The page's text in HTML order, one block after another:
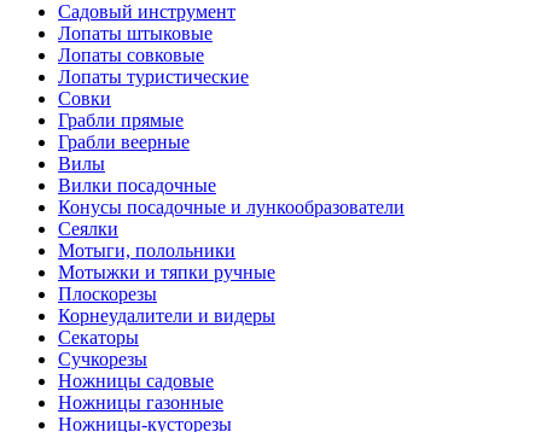
Садовый инструмент
Лопаты штыковые
Лопаты совковые
Лопаты туристические
Совки
Грабли прямые
Грабли веерные
Вилы
Вилки посадочные
Конусы посадочные и лункообразователи
Сеялки
Мотыги, полольники
Мотыжки и тяпки ручные
Плоскорезы
Корнеудалители и видеры
Секаторы
Сучкорезы
Ножницы садовые
Ножницы газонные
Ножницы-кусторезы